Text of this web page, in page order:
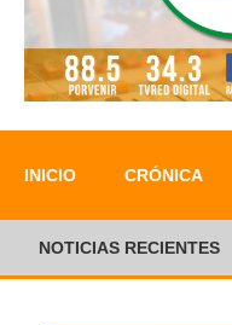
INICIO CRÓNICA
NOTICIAS RECIENTES